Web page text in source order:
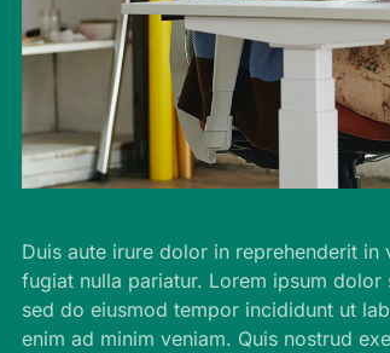
Duis aute irure dolor in reprehenderit
fugiat nulla pariatur. Lorem ipsum
sed do eiusmod tempor incididunt ut
enim ad minim veniam. Quis nostrud